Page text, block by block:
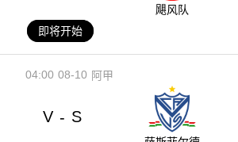
飓风队
即将开始
08-10
04:00 阿甲
V - S